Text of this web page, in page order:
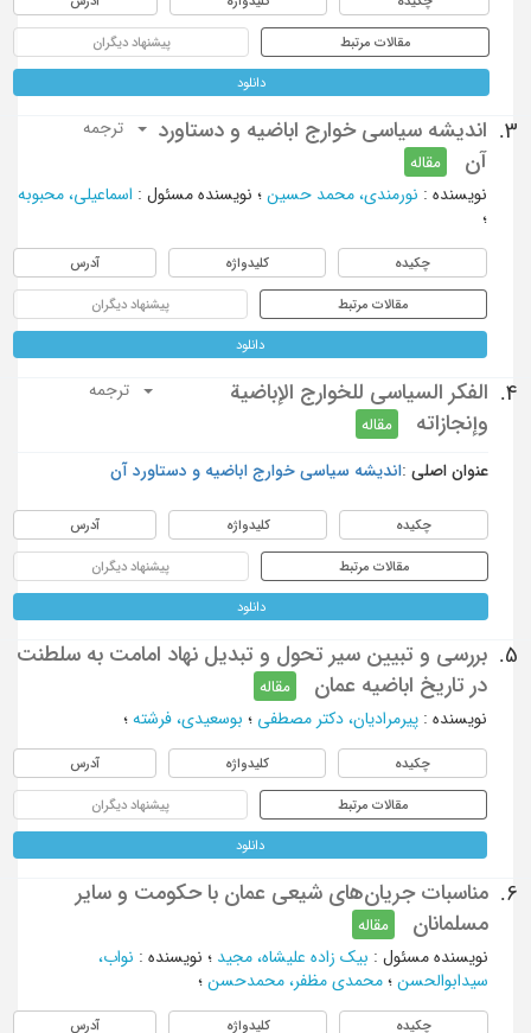
مقالات مرتبط پیشنهاد دیگران
دانلود
3.
اندیشه سیاسی خوارج اباضیه و دستاورد
آن
مقاله
ترجمه
نویسنده: نورمندی، محمد حسین؛ نویسنده مسئول : اسماعیلی، محبوبه
چکیده کلیدواژه آدرس
مقالات مرتبط پیشنهاد دیگران
دانلود
4.
الفكر السياسي للخوارج الإباضية
وإنجازاته
مقاله
ترجمه
عنوان اصلی : اندیشه سیاسی خوارج اباضیه و دستاورد آن
چکیده کلیدواژه آدرس
مقالات مرتبط پیشنهاد دیگران
دانلود
5.
بررسی و تبیین سیر تحول و تبدیل نهاد امامت به سلطنت
در تاریخ اباضیه عمان
مقاله
نویسنده: پیرمرادیان، دکتر مصطفی ؛ بوسعیدی، فرشته؛
چکیده کلیدواژه آدرس
مقالات مرتبط پیشنهاد دیگران
دانلود
6.
مناسبات جریان‌های شیعی عمان با حکومت و سایر
مسلمانان
مقاله
نویسنده مسئول : بیک زاده علیشاه، مجید؛ نویسنده: نواب،
سیدابوالحسن؛ محمدی مظفر، محمدحسن؛
چکیده کلیدواژه آدرس